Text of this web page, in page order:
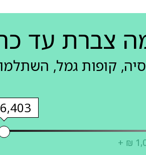
צברת עד
קופות גמל,
+ ₪